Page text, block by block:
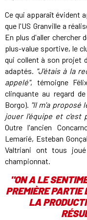
Ce qui apparaît évident
que l'US Granville a
En plus d'aller chercher
plus-value sportive, le
qui collent à son projet
adaptés. "J'étais à la
appelé", témoigne
clinquante au regard
Borgo). "Il m'a proposé
jouer l'équipe et c'est
Outre l'ancien
Lemarié, Esteban
Valtriani ont tous
championnat.
"ON A LE
PREMIÈRE PARTIE
LA